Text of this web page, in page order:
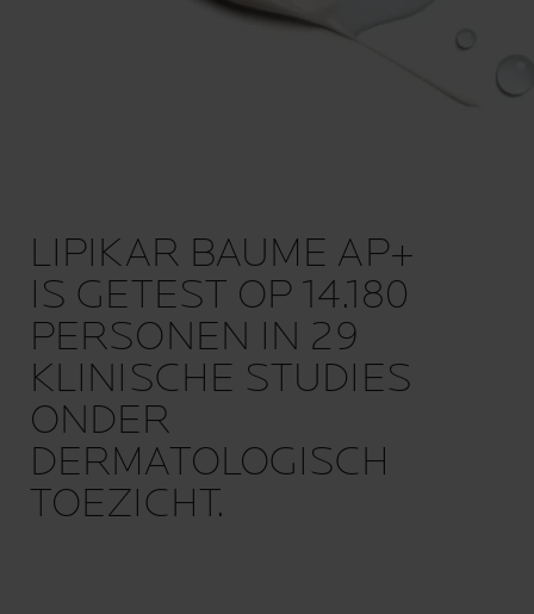
LIPIKAR BAUME AP+
IS GETEST OP 14.180
PERSONEN IN 29
KLINISCHE STUDIES
ONDER
DERMATOLOGISCH
TOEZICHT.